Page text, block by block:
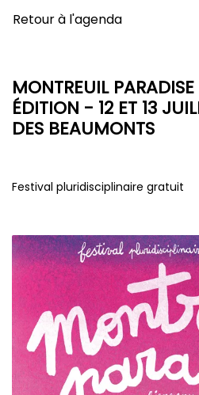
Retour à l'agenda
MONTREUIL
ÉDITION - 12 ET 13
DES BEAUMONTS
Festival pluridisciplinaire gratuit